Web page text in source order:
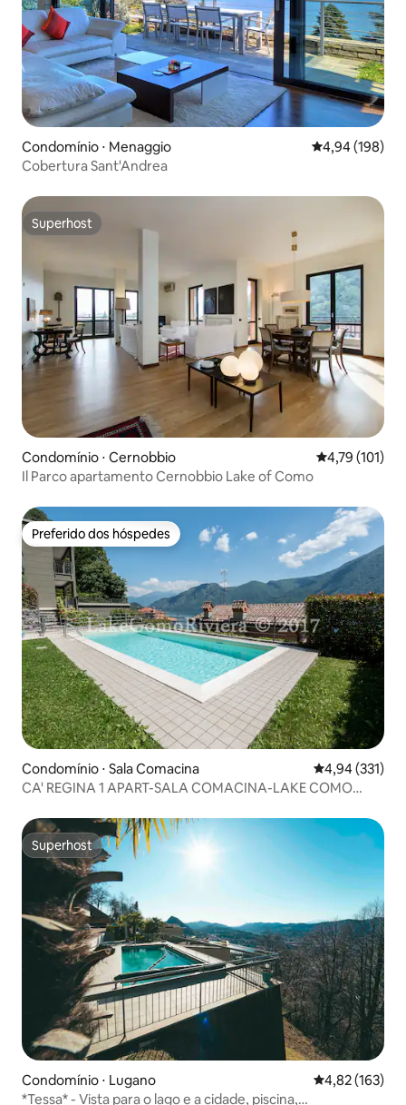
Condomínio ⋅ Menaggio 4,94 de uma
4,94 (198)
Cobertura Sant'Andrea
Superhost
Superhost
Condomínio ⋅ Cernobbio 4,79 de uma
4,79 (101)
Il Parco apartamento Cernobbio Lake of Como
Preferido dos hóspedes
Preferido dos hóspedes
Condomínio ⋅ Sala Comacina 4,94 de uma
4,94 (331)
CA' REGINA 1 APART-SALA COMACINA-LAKE COMO
Superhost
Superhost
Condomínio ⋅ Lugano 4,82 de uma
4,82 (163)
*Tessa* - Vista para o lago e a cidade, piscina,